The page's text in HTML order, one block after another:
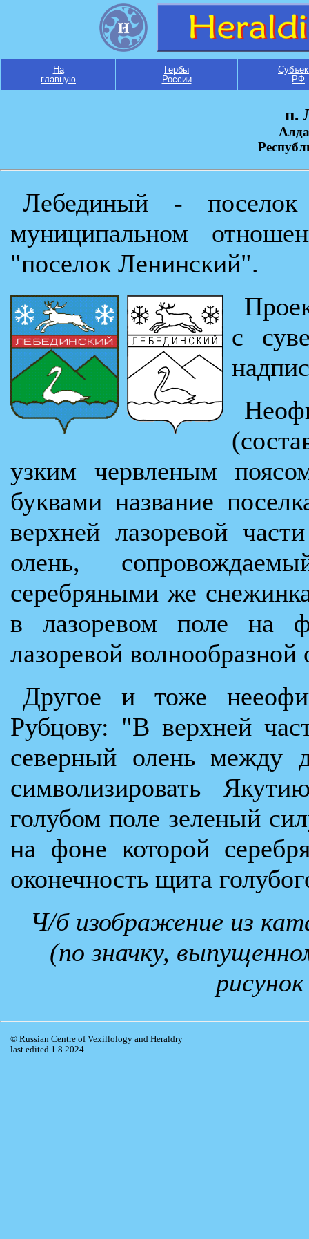
На
главную
Гербы
России
РФ
п.
Лебединый -
муниципальном
"поселок Ленинский".
с
узким червленым
буквами название
верхней лазоревой
олень,
серебряными же
в лазоревом поле на
лазоревой волнообразной
Другое и тоже
Рубцову: "В верхней
северный олень между
символизировать
голубом поле зеленый
на фоне которой
оконечность щита
Ч/б изображение из
(по значку,
© Russian Centre of Vexillology and Heraldry
last edited 1.8.2024